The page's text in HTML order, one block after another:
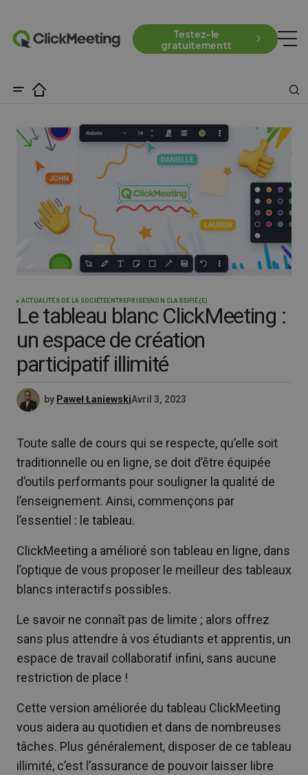
Testez-le
gratuitementt
ACTUALITÉS DE LA SOCIÉTÉ ENTREPRISES NON CLASSIFIÉ(E)
Le tableau blanc ClickMeeting :
un espace de création
participatif illimité
by Paweł ŁaniewskiAvril 3, 2023
Toute salle de cours qui se respecte, qu’elle soit
traditionnelle ou en ligne, se doit d’être équipée
d’outils performants pour souligner la qualité de
l’enseignement. Ainsi, commençons par
l’essentiel : le tableau.
ClickMeeting a amélioré son tableau en ligne, dans
l’optique de vous proposer le meilleur des tableaux
blancs interactifs possibles.
Le savoir ne connaît pas de limite ; alors offrez
sans plus attendre à vos étudiants et apprentis, un
espace de travail collaboratif infini, sans aucune
restriction de place !
Cette version améliorée du tableau ClickMeeting
vous aidera au quotidien et dans de nombreuses
tâches. Plus généralement, disposer de ce tableau
illimité, c’est l’assurance de pouvoir laisser libre